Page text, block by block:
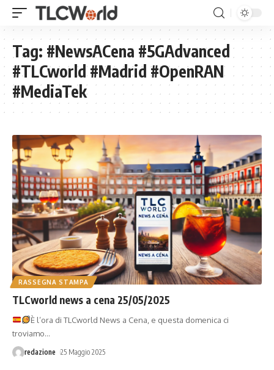
Tag: #NewsACena #5GAdvanced
#TLCworld #Madrid #OpenRAN
#MediaTek
RASSEGNA STAMPA
TLCworld news a cena 25/05/2025
È l’ora di TLCworld News a Cena, e questa domenica ci
troviamo…
redazione 25 Maggio 2025